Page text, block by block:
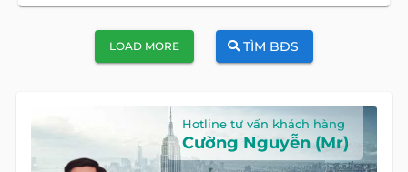
LOAD MORE TÌM BĐS
Hotline tư vấn khách hàng
Cường Nguyễn (Mr)